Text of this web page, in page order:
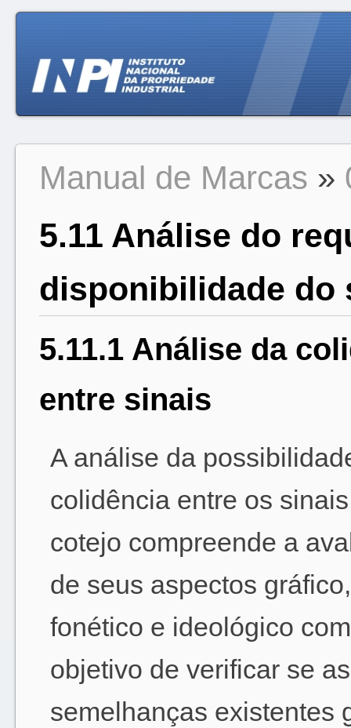
Manual de Marcas »
5.11 Análise do
disponibilidade do
5.11.1 Análise da
entre sinais
A análise da
colidência entre os
cotejo compreende a
de seus aspectos gráfico,
fonético e ideológico
objetivo de verificar se as
semelhanças existentes